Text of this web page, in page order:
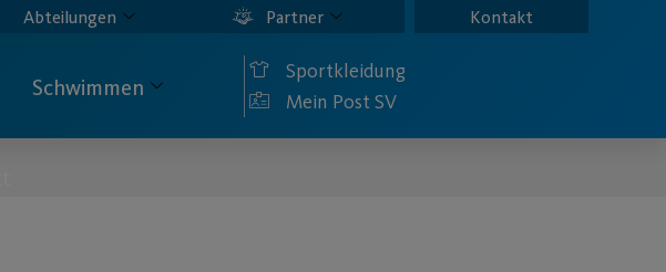
Abteilungen Partner Kontakt
Schwimmen
Sportkleidung
Mein Post SV